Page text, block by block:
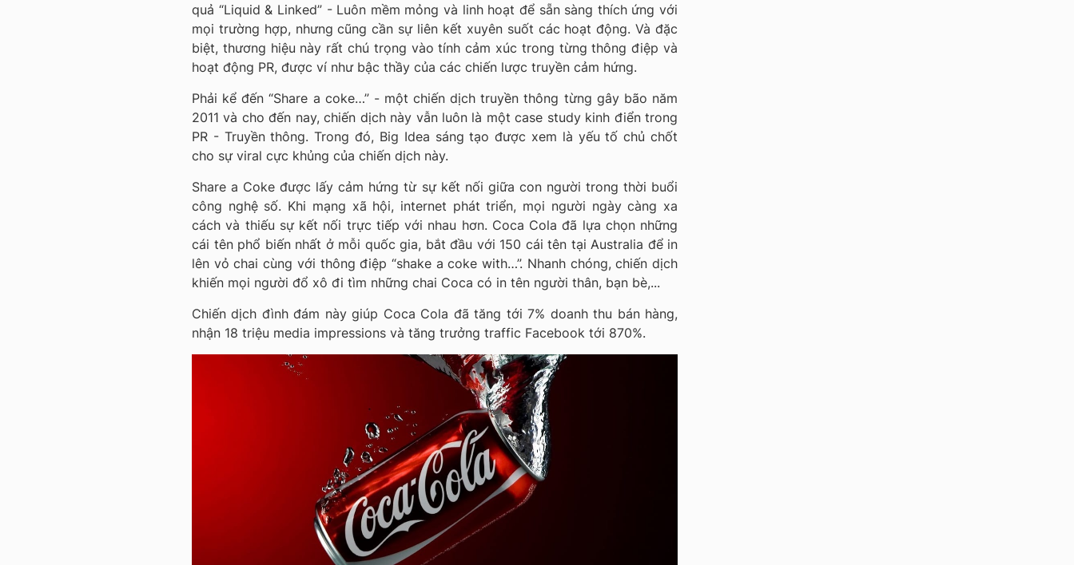
quả “Liquid & Linked” - Luôn mềm mỏng và linh hoạt để sẵn sàng thích ứng với
mọi trường hợp, nhưng cũng cần sự liên kết xuyên suốt các hoạt động. Và đặc
biệt, thương hiệu này rất chú trọng vào tính cảm xúc trong từng thông điệp và
hoạt động PR, được ví như bậc thầy của các chiến lược truyền cảm hứng.
Phải kể đến “Share a coke…” - một chiến dịch truyền thông từng gây bão năm
2011 và cho đến nay, chiến dịch này vẫn luôn là một case study kinh điển trong
PR - Truyền thông. Trong đó, Big Idea sáng tạo được xem là yếu tố chủ chốt
cho sự viral cực khủng của chiến dịch này.
Share a Coke được lấy cảm hứng từ sự kết nối giữa con người trong thời buổi
công nghệ số. Khi mạng xã hội, internet phát triển, mọi người ngày càng xa
cách và thiếu sự kết nối trực tiếp với nhau hơn. Coca Cola đã lựa chọn những
cái tên phổ biến nhất ở mỗi quốc gia, bắt đầu với 150 cái tên tại Australia để in
lên vỏ chai cùng với thông điệp “shake a coke with…”. Nhanh chóng, chiến dịch
khiến mọi người đổ xô đi tìm những chai Coca có in tên người thân, bạn bè,...
Chiến dịch đình đám này giúp Coca Cola đã tăng tới 7% doanh thu bán hàng,
nhận 18 triệu media impressions và tăng trưởng traffic Facebook tới 870%.